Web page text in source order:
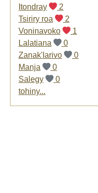
Itondray
2
Tsiriry roa
2
Voninavoko
1
Lalatiana
0
Zanak'Iarivo
0
Manja
0
Salegy
0
tohiny...